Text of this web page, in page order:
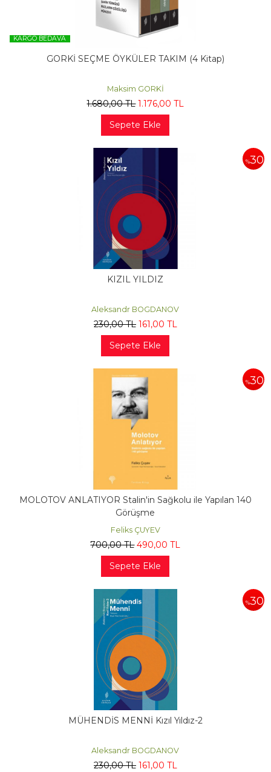
KARGO BEDAVA
GORKİ SEÇME ÖYKÜLER TAKIM (4 Kitap)
Maksim GORKİ
1.680,00TL 1.176,00 TL
Sepete Ekle
%30
KIZIL YILDIZ
Aleksandr BOGDANOV
230,00TL 161 ,00 TL
Sepete Ekle
%30
MOLOTOV ANLATIYOR Stalin'in Sağkolu ile Yapılan 140
Görüşme
Feliks ÇUYEV
700,00TL 490,00 TL
Sepete Ekle
%30
MÜHENDİS MENNİ Kızıl Yıldız-2
Aleksandr BOGDANOV
230,00TL 161 ,00 TL